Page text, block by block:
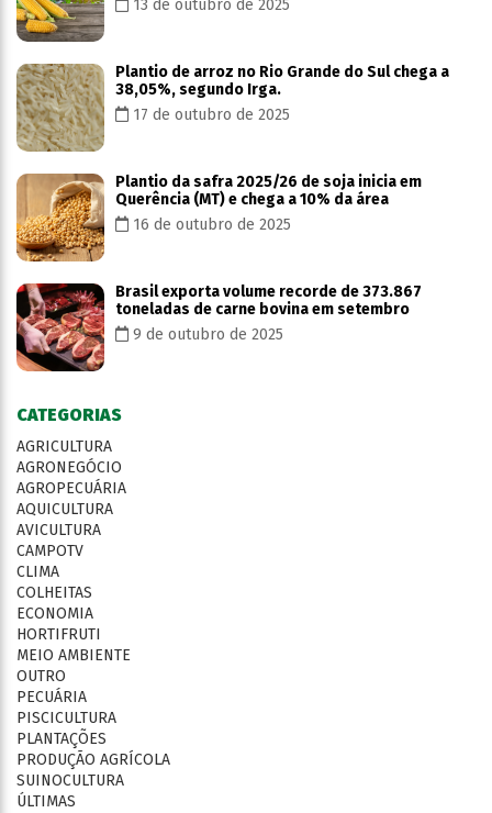
13 de outubro de 2025
Plantio de arroz no Rio Grande do Sul chega a
38,05%, segundo Irga.
17 de outubro de 2025
Plantio da safra 2025/26 de soja inicia em
Querência (MT) e chega a 10% da área
16 de outubro de 2025
Brasil exporta volume recorde de 373.867
toneladas de carne bovina em setembro
9 de outubro de 2025
CATEGORIAS
AGRICULTURA
AGRONEGÓCIO
AGROPECUÁRIA
AQUICULTURA
AVICULTURA
CAMPOTV
CLIMA
COLHEITAS
ECONOMIA
HORTIFRUTI
MEIO AMBIENTE
OUTRO
PECUÁRIA
PISCICULTURA
PLANTAÇÕES
PRODUÇÃO AGRÍCOLA
SUINOCULTURA
ÚLTIMAS